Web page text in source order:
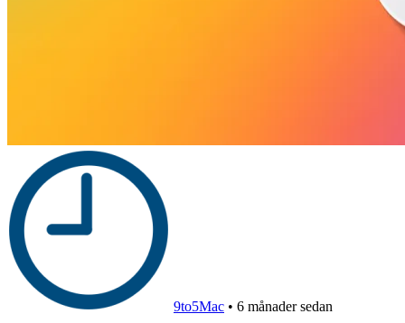
9to5Mac • 6 månader sedan